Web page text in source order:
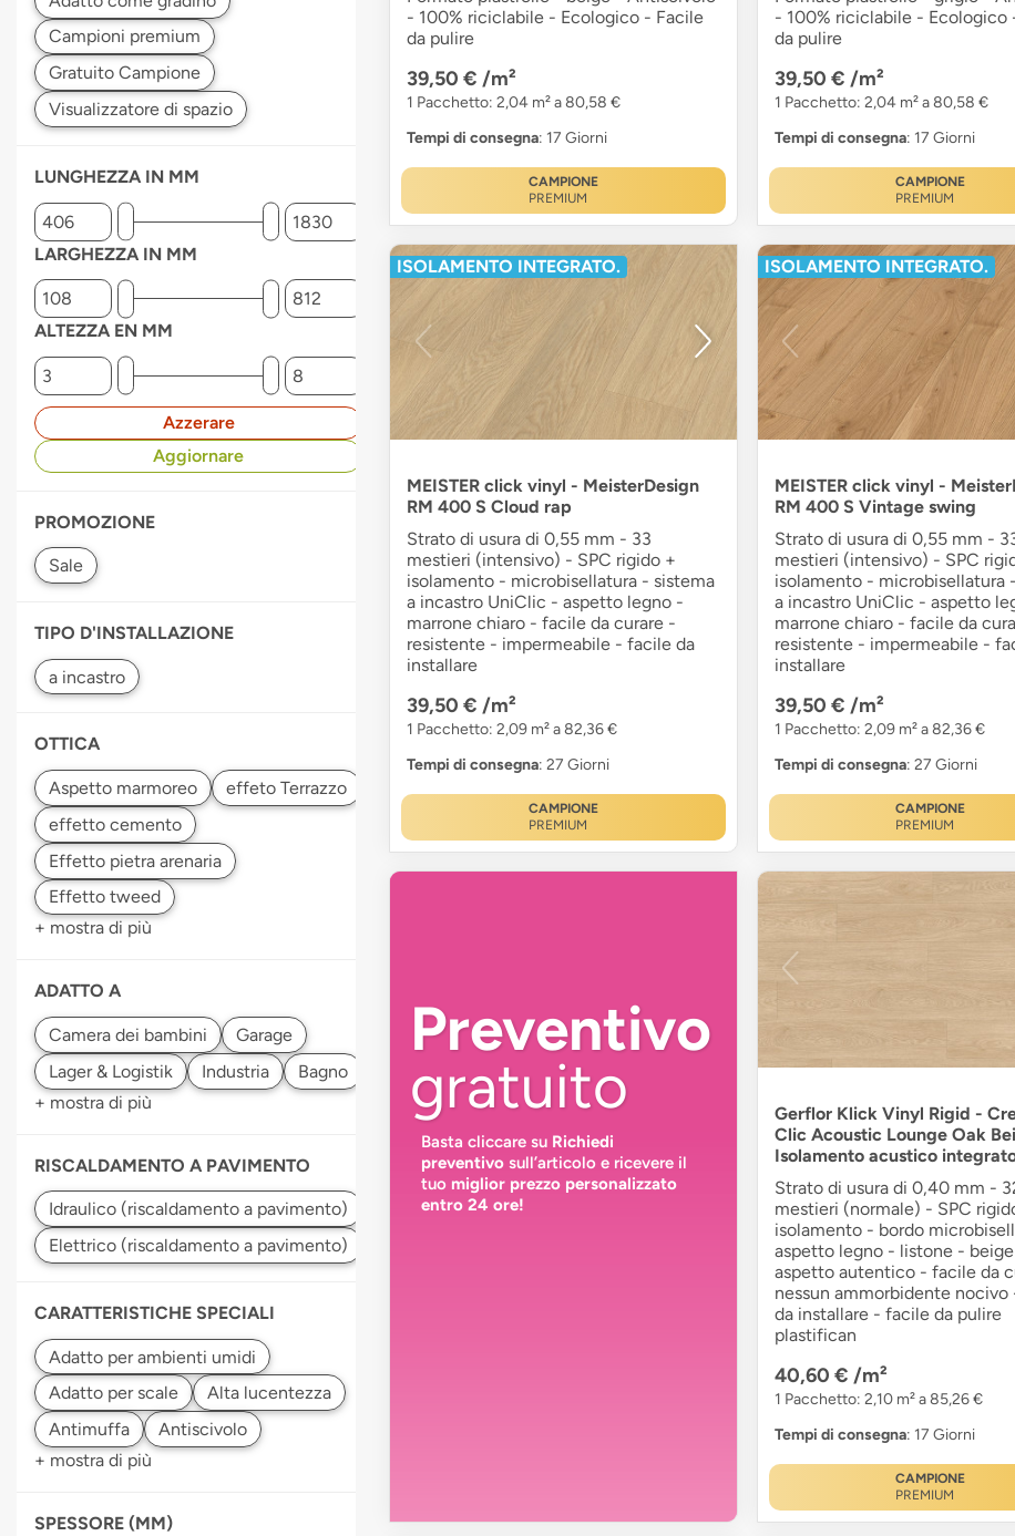
LUNGHEZZA IN MM
LARGHEZZA IN MM
ALTEZZA EN MM
Azzerare
Aggiornare
PROMOZIONE
TIPO D'INSTALLAZIONE
OTTICA
+ mostra di più
ADATTO A
+ mostra di più
RISCALDAMENTO A PAVIMENTO
CARATTERISTICHE SPECIALI
+ mostra di più
SPESSORE (MM)
- 100% riciclabile - Ecologico - Facile
da pulire
39,50 € /m²
1 Pacchetto: 2,04 m² a 80,58 €
Tempi di consegna: 17 Giorni
CAMPIONE
PREMIUM
- 100% riciclabile - Ecologico
da pulire
39,50 € /m²
1 Pacchetto: 2,04 m² a 80,58 €
Tempi di consegna: 17 Giorni
CAMPIONE
PREMIUM
ISOLAMENTO INTEGRATO.
MEISTER click vinyl - MeisterDesign
RM 400 S Cloud rap
Strato di usura di 0,55 mm - 33
mestieri (intensivo) - SPC rigido +
isolamento - microbisellatura - sistema
a incastro UniClic - aspetto legno -
marrone chiaro - facile da curare -
resistente - impermeabile - facile da
installare
39,50 € /m²
1 Pacchetto: 2,09 m² a 82,36 €
Tempi di consegna: 27 Giorni
CAMPIONE
PREMIUM
ISOLAMENTO INTEGRATO.
MEISTER click vinyl -
RM 400 S Vintage swing
Strato di usura di 0,55 mm -
mestieri (intensivo) - SPC
isolamento - microbisellatura
a incastro UniClic - aspetto
marrone chiaro - facile da
resistente - impermeabile -
installare
39,50 € /m²
1 Pacchetto: 2,09 m² a 82,36 €
Tempi di consegna: 27 Giorni
CAMPIONE
PREMIUM
Preventivo
gratuito
Basta cliccare su Richiedi
preventivo sull’articolo e ricevere il
tuomiglior prezzo personalizzato
entro 24 ore!
Gerflor Klick Vinyl Rigid -
Clic Acoustic Lounge Oak
Isolamento acustico
Strato di usura di 0,40 mm -
mestieri (normale) - SPC
isolamento - bordo
aspetto legno - listone -
aspetto autentico - facile da
nessun ammorbidente
da installare - facile da pulire
plastifican
40,60 € /m²
1 Pacchetto: 2,10 m² a 85,26 €
Tempi di consegna: 17 Giorni
CAMPIONE
PREMIUM